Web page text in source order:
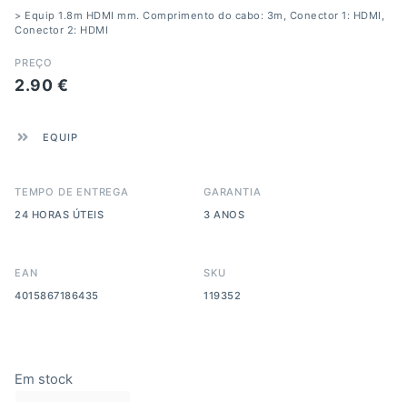
> Equip 1.8m HDMI mm. Comprimento do cabo: 3m, Conector 1: HDMI,
Conector 2: HDMI
PREÇO
2.90 €
EQUIP
TEMPO DE ENTREGA
24 HORAS ÚTEIS
GARANTIA
3 ANOS
EAN
4015867186435
SKU
119352
Em stock